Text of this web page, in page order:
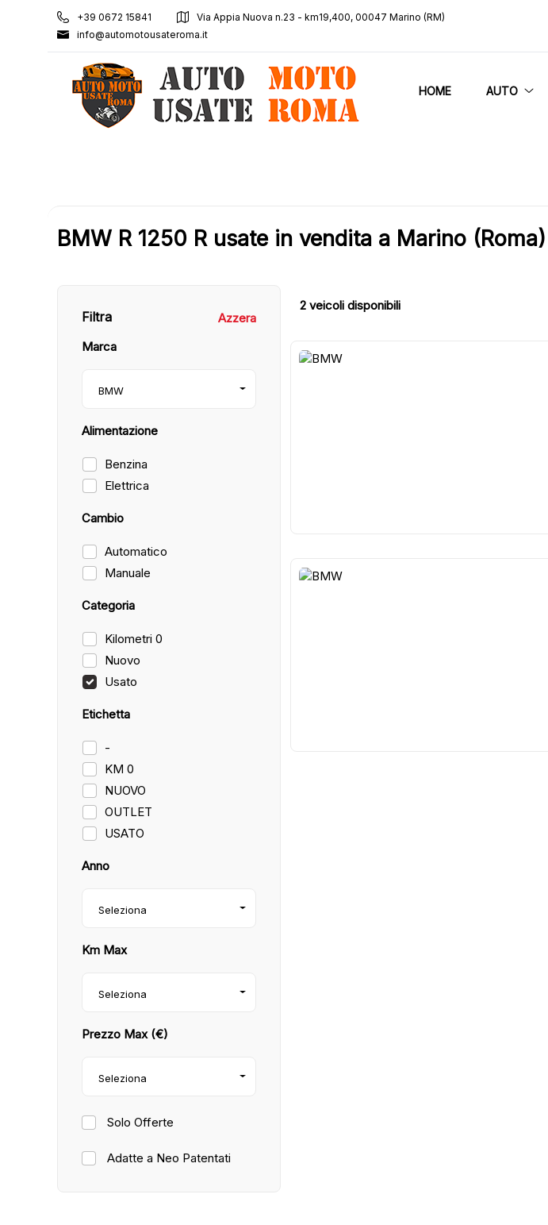
+39 0672 15841
Via Appia Nuova n.23 - km19,400, 00047 Marino (RM)
info@automotousateroma.it
HOME AUTO
BMW R 1250 R usate in vendita a Marino (Roma)
Filtra
Azzera
Marca
BMW
Alimentazione
Benzina
Elettrica
Cambio
Automatico
Manuale
Categoria
Kilometri 0
Nuovo
Usato
Etichetta
-
KM 0
NUOVO
OUTLET
USATO
Anno
Seleziona
Km Max
Seleziona
Prezzo Max (€)
Seleziona
Solo Offerte
Adatte a Neo Patentati
2 veicoli disponibili